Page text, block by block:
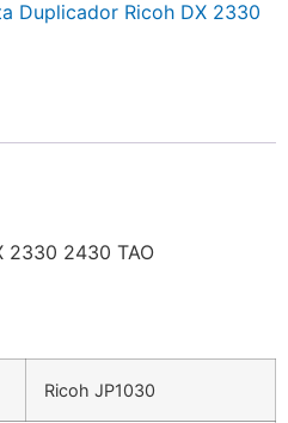
Duplicador Ricoh DX 2330
2330 2430 TAO
Ricoh JP1030